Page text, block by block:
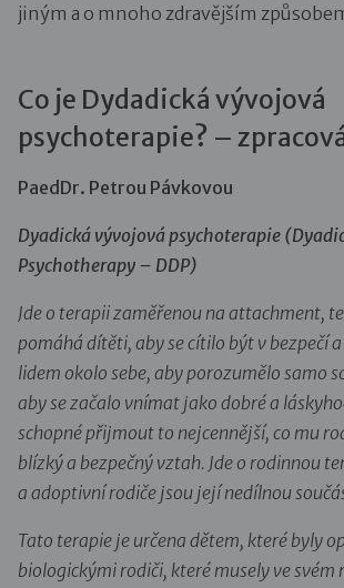
jiným a o mnoho zdravějším
Co je Dydadická vývojová
psychoterapie? –
PaedDr. Petrou Pávkovou
Dyadická vývojová psychoterapie
Psychotherapy – DDP)
Jde o terapii zaměřenou na attachment,
pomáhá dítěti, aby se cítilo být v bezpečí
lidem okolo sebe, aby porozumělo samo
aby se začalo vnímat jako dobré a
schopné přijmout to nejcennější, co mu
blízký a bezpečný vztah. Jde o rodinnou
a adoptivní rodiče jsou její nedílnou
Tato terapie je určena dětem, které byly
biologickými rodiči, které musely ve svém